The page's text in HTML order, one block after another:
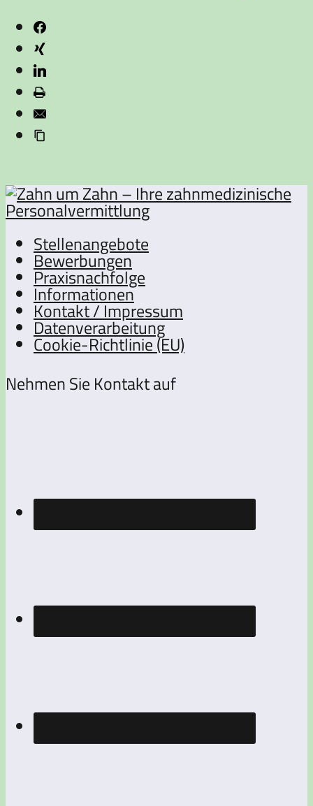
Stellenangebote
Bewerbungen
Praxisnachfolge
Informationen
Kontakt / Impressum
Datenverarbeitung
Cookie-Richtlinie (EU)
Nehmen Sie Kontakt auf